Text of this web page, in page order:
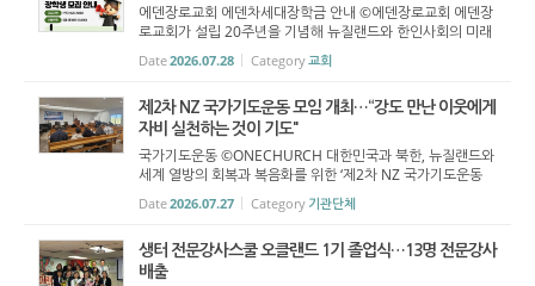
에덴장로교회 에덴차세대장학금 안내 ©에덴장로교회 에덴장
로교회가 설립 20주년을 기념해 뉴질랜드와 한인사회의 미래
를 이끌어 갈 학생을 지원하는 ‘에덴차세대장학금’을 신설하고
장학생을 모집한다. 장학금 총규모는 1만 뉴질랜드달러(N...
Date2026.07.28 Category교회
제2차 NZ 국가기도운동 모임 개최…“강도 만난 이웃에게
자비 실천하는 것이 기도"
국가기도운동 ©ONECHURCH 대한민국과 북한, 뉴질랜드와
세계 열방의 회복과 복음화를 위한 ‘제2차 NZ 국가기도운동
(회장 선우형식 목사) 모임’이 7월 27일 지구촌선교센터에서
열렸다. 선우형식 목사의 인도로 진행된 이날 모임은 회개의
Date2026.07.27 Category 기관단체
생터 전문강사스쿨 오클랜드 1기 졸업식…13명 전문강사
배출